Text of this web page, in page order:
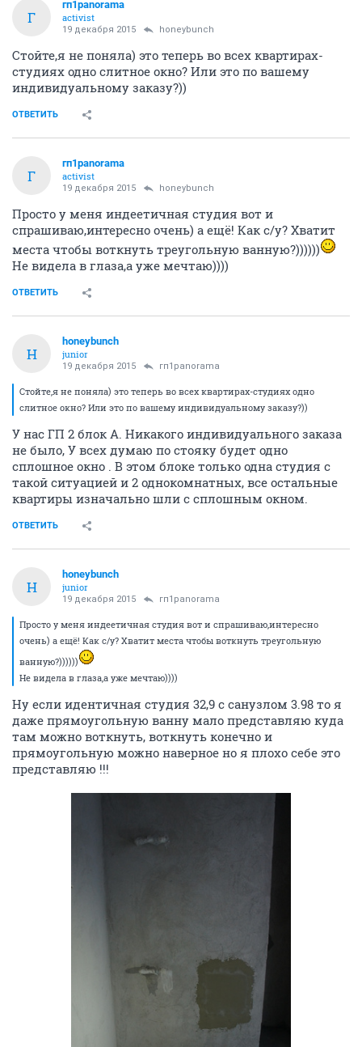
Г
гп1panorama
activist
19 декабря 2015 honeybunch
Стойте,я не поняла) это теперь во всех квартирах-
студиях одно слитное окно? Или это по вашему
индивидуальному заказу?))
ОТВЕТИТЬ
Г
гп1panorama
activist
19 декабря 2015 honeybunch
Просто у меня индеетичная студия вот и
спрашиваю,интересно очень) а ещё! Как с/у? Хватит
места чтобы воткнуть треугольную ванную?))))))
Не видела в глаза,а уже мечтаю))))
ОТВЕТИТЬ
H
honeybunch
junior
19 декабря 2015 гп1panorama
Стойте,я не поняла) это теперь во всех квартирах-студиях одно
слитное окно? Или это по вашему индивидуальному заказу?))
У нас ГП 2 блок А. Никакого индивидуального заказа
не было, У всех думаю по стояку будет одно
сплошное окно . В этом блоке только одна студия с
такой ситуацией и 2 однокомнатных, все остальные
квартиры изначально шли с сплошным окном.
ОТВЕТИТЬ
H
honeybunch
junior
19 декабря 2015 гп1panorama
Просто у меня индеетичная студия вот и спрашиваю,интересно
очень) а ещё! Как с/у? Хватит места чтобы воткнуть треугольную
ванную?))))))
Не видела в глаза,а уже мечтаю))))
Ну если идентичная студия 32,9 с санузлом 3.98 то я
даже прямоугольную ванну мало представляю куда
там можно воткнуть, воткнуть конечно и
прямоугольную можно наверное но я плохо себе это
представляю !!!